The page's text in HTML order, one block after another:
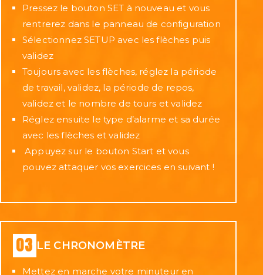
Pressez le bouton SET à nouveau et vous
rentrerez dans le panneau de configuration
Sélectionnez SETUP avec les flèches puis
validez
Toujours avec les flèches, réglez la période
de travail, validez, la période de repos,
validez et le nombre de tours et validez
Réglez ensuite le type d’alarme et sa durée
avec les flèches et validez
Appuyez sur le bouton Start et vous
pouvez attaquer vos exercices en suivant !
LE CHRONOMÈTRE
Mettez en marche votre minuteur en